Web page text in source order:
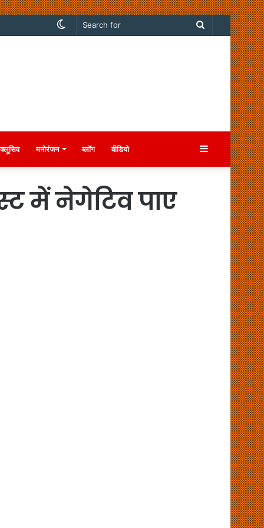
Search
Switch
मनोरंजन ब्लॉग वीडियो Sidebar
में नेगेटिव पाए